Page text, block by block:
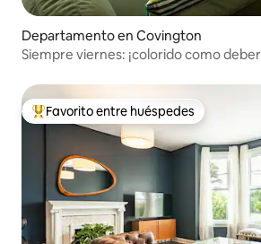
Departamento en Covington
Siempre viernes: ¡colorido como
Favorito entre los huéspedes más
Favorito entre huéspedes